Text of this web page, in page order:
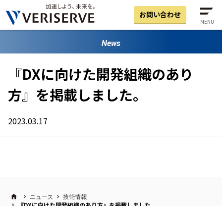
お問い合わせ
MENU
News
『DXに向けた開発組織のあり
方』を掲載しました。
2023.03.17
ニュース
技術情報